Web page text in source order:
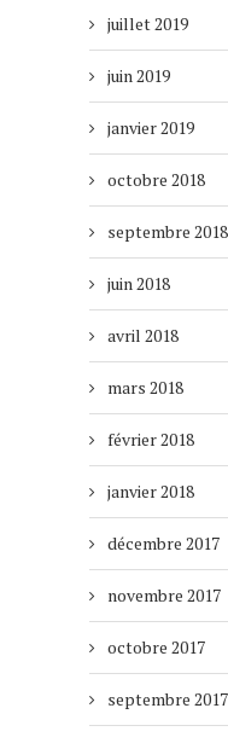
juillet 2019
juin 2019
janvier 2019
octobre 2018
septembre 2018
juin 2018
avril 2018
mars 2018
février 2018
janvier 2018
décembre 2017
novembre 2017
octobre 2017
septembre 2017